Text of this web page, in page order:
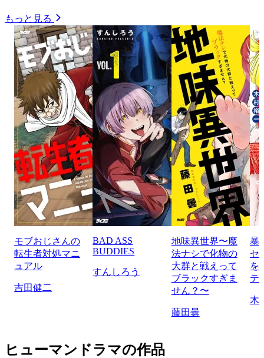
もっと見る
モブおじさんの
転生者対処マニ
ュアル
吉田健二
BAD ASS
BUDDIES
すんしろう
地味異世界〜魔
法ナシで化物の
大群と戦えって
ブラックすぎま
せん？〜
藤田曇
暴
セ
を
テ
木
ヒューマンドラマの作品